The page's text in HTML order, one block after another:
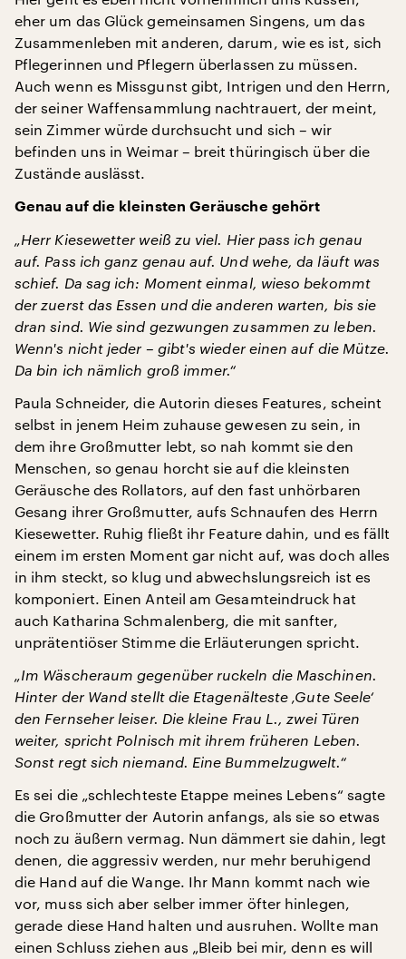
eher um das Glück gemeinsamen Singens, um das
Zusammenleben mit anderen, darum, wie es ist, sich
Pflegerinnen und Pflegern überlassen zu müssen.
Auch wenn es Missgunst gibt, Intrigen und den Herrn,
der seiner Waffensammlung nachtrauert, der meint,
sein Zimmer würde durchsucht und sich – wir
befinden uns in Weimar – breit thüringisch über die
Zustände auslässt.
Genau auf die kleinsten Geräusche gehört
„Herr Kiesewetter weiß zu viel. Hier pass ich genau
auf. Pass ich ganz genau auf. Und wehe, da läuft was
schief. Da sag ich: Moment einmal, wieso bekommt
der zuerst das Essen und die anderen warten, bis sie
dran sind. Wie sind gezwungen zusammen zu leben.
Wenn's nicht jeder – gibt's wieder einen auf die Mütze.
Da bin ich nämlich groß immer.“
Paula Schneider, die Autorin dieses Features, scheint
selbst in jenem Heim zuhause gewesen zu sein, in
dem ihre Großmutter lebt, so nah kommt sie den
Menschen, so genau horcht sie auf die kleinsten
Geräusche des Rollators, auf den fast unhörbaren
Gesang ihrer Großmutter, aufs Schnaufen des Herrn
Kiesewetter. Ruhig fließt ihr Feature dahin, und es fällt
einem im ersten Moment gar nicht auf, was doch alles
in ihm steckt, so klug und abwechslungsreich ist es
komponiert. Einen Anteil am Gesamteindruck hat
auch Katharina Schmalenberg, die mit sanfter,
unprätentiöser Stimme die Erläuterungen spricht.
„Im Wäscheraum gegenüber ruckeln die Maschinen.
Hinter der Wand stellt die Etagenälteste ‚Gute Seele‘
den Fernseher leiser. Die kleine Frau L., zwei Türen
weiter, spricht Polnisch mit ihrem früheren Leben.
Sonst regt sich niemand. Eine Bummelzugwelt.“
Es sei die „schlechteste Etappe meines Lebens“ sagte
die Großmutter der Autorin anfangs, als sie so etwas
noch zu äußern vermag. Nun dämmert sie dahin, legt
denen, die aggressiv werden, nur mehr beruhigend
die Hand auf die Wange. Ihr Mann kommt nach wie
vor, muss sich aber selber immer öfter hinlegen,
gerade diese Hand halten und ausruhen. Wollte man
einen Schluss ziehen aus „Bleib bei mir, denn es will